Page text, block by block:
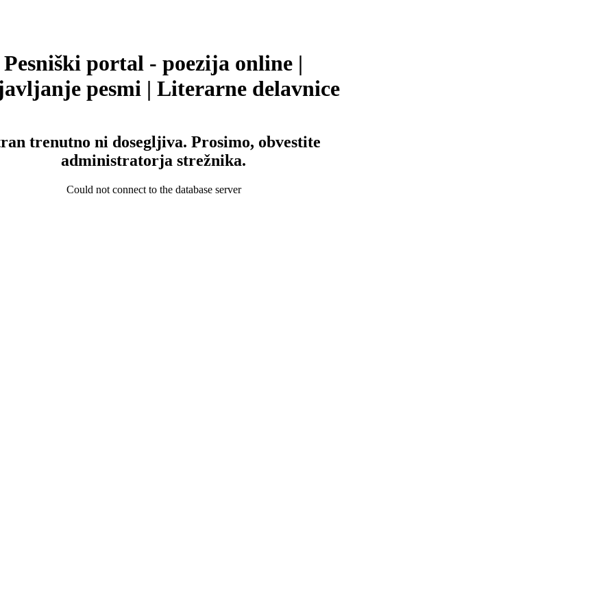
Pesniški portal - poezija online |
pesmi | Literarne delavnice
trenutno ni dosegljiva. Prosimo, obvestite
administratorja strežnika.
Could not connect to the database server